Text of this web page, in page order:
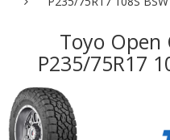
Toyo Open
P235/75R17